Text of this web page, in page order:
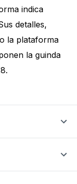
indica
detalles,
la plataforma
la guinda